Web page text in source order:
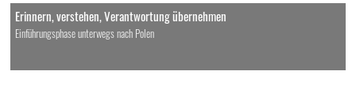
Erinnern, verstehen, Verantwortung übernehmen
Einführungsphase unterwegs nach Polen